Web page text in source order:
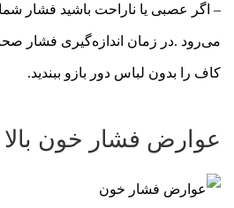
– اگر عصبی یا ناراحت باشید فشار
می‌رود .در زمان اندازه‌گیری فشار
کاف را بدون لباس دور بازو ببندید.
عوارض فشار خون